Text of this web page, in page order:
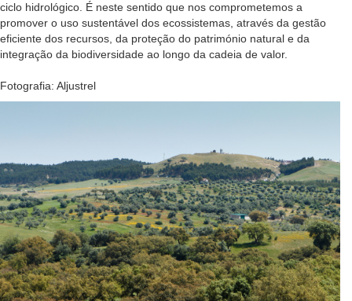
ciclo hidrológico. É neste sentido que nos comprometemos a
promover o uso sustentável dos ecossistemas, através da gestão
eficiente dos recursos, da proteção do património natural e da
integração da biodiversidade ao longo da cadeia de valor.
Fotografia: Aljustrel